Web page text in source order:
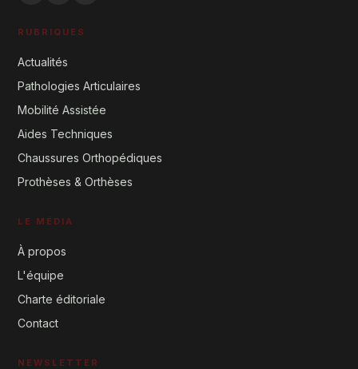
RUBRIQUES
Actualités
Pathologies Articulaires
Mobilité Assistée
Aides Techniques
Chaussures Orthopédiques
Prothèses & Orthèses
LE MÉDIA
À propos
L'équipe
Charte éditoriale
Contact
NEWSLETTER